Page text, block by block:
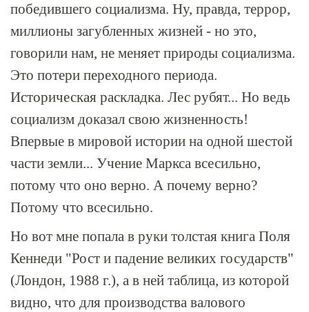
победившего социализма. Ну, правда, террор,
миллионы загубленных жизней - но это,
говорили нам, не меняет природы социализма.
Это потери переходного периода.
Историческая раскладка. Лес рубят... Но ведь
социализм доказал свою жизненность!
Впервые в мировой истории на одной шестой
части земли... Учение Маркса всесильно,
потому что оно верно. А почему верно?
Потому что всесильно.
Но вот мне попала в руки толстая книга Поля
Кеннеди "Рост и падение великих государств"
(Лондон, 1988 г.), а в ней таблица, из которой
видно, что для производства валового